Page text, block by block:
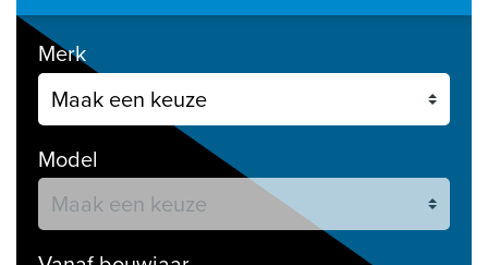
Merk
Model